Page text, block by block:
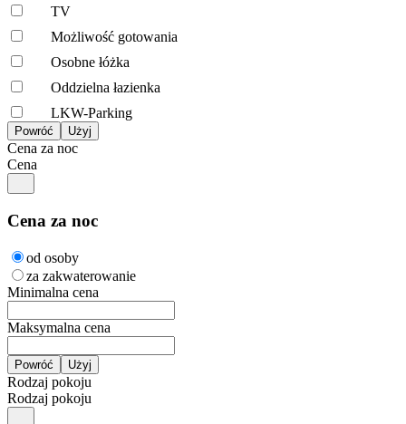
TV
Możliwość gotowania
Osobne łóżka
Oddzielna łazienka
LKW-Parking
Cena za noc
Cena
Cena za noc
od osoby
za zakwaterowanie
Minimalna cena
Maksymalna cena
Rodzaj pokoju
Rodzaj pokoju